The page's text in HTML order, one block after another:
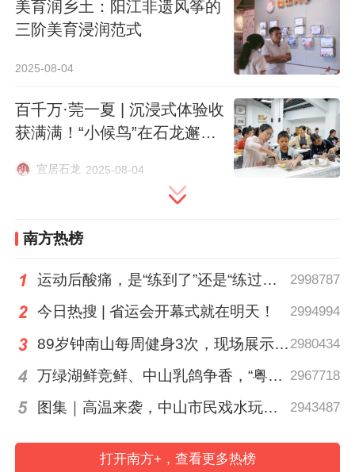
《山神的一天》课上，引导孩子们围绕靘雾山进行诗歌
除诗歌主课外，团队创新打造“多维课堂”：
力，电影课解析《雄狮少年》中的舞狮元
素，脸谱DIY融入京剧美学。值日制度培养
责任意识，诗歌点评记录成长轨迹，从课内
动顺利开展筑牢基础。
美育润乡土：阳江非遗风筝的
三阶美育浸润范式
2025-08-04
百千万·莞一夏 | 沉浸式体验收
获满满！“小候鸟”在石龙邂逅
宜居石龙 2025-08-04
南方热榜
运动后酸痛，是“练到了”还是“练过了”？ 2998787
今日热搜 | 省运会开幕式就在明天！ 2994994
89岁钟南山每周健身3次，现场展示常用拉力器 2980434
万绿湖鲜竞鲜、中山乳鸽争香，“粤菜师傅”烹南粤百味、人间烟火 2967718
图集｜高温来袭，中山市民戏水玩泡沫消暑 2943487
打开南方+，查看更多热榜